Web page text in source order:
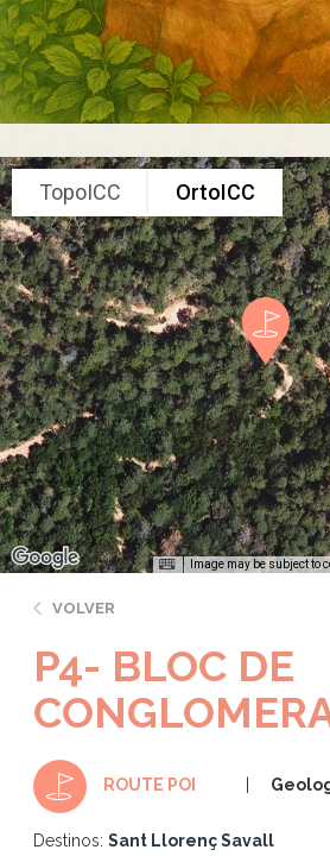
TopoICC OrtoICC
Image may be subject to
VOLVER
P4- BLOC DE
ROUTE POI
Destinos: Sant Llorenç Savall